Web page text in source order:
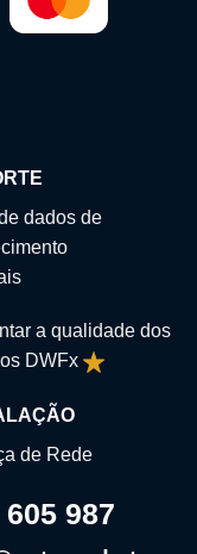
dados de
a qualidade dos
DWFx
de Rede
987